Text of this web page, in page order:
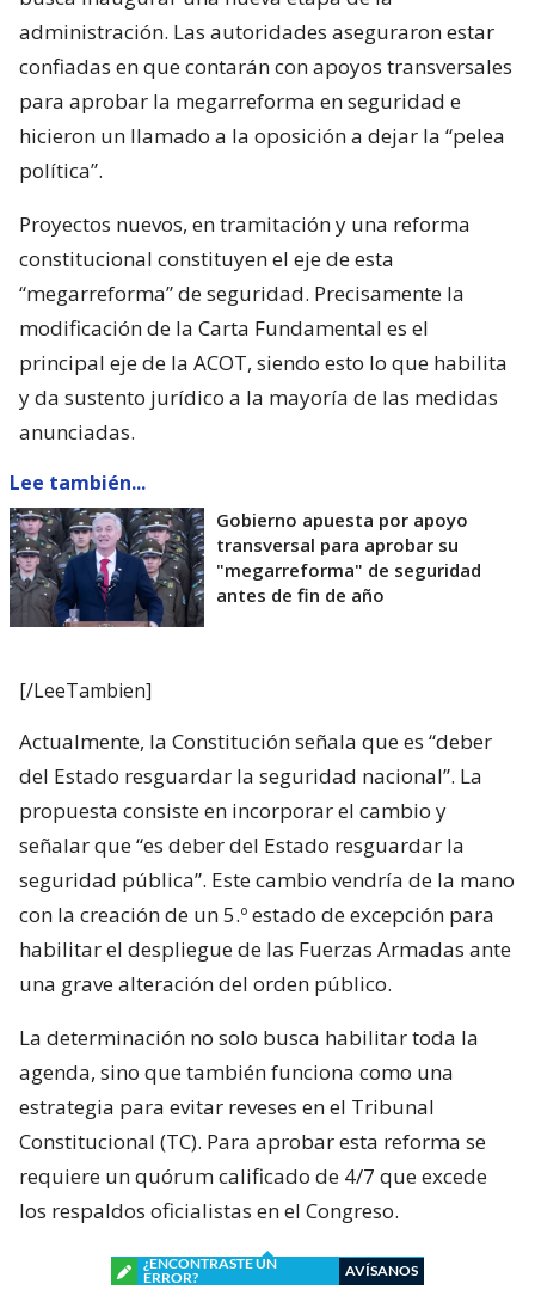
administración. Las autoridades aseguraron estar
confiadas en que contarán con apoyos transversales
para aprobar la megarreforma en seguridad e
hicieron un llamado a la oposición a dejar la “pelea
política”.
Proyectos nuevos, en tramitación y una reforma
constitucional constituyen el eje de esta
“megarreforma” de seguridad. Precisamente la
modificación de la Carta Fundamental es el
principal eje de la ACOT, siendo esto lo que habilita
y da sustento jurídico a la mayoría de las medidas
anunciadas.
Lee también...
Gobierno apuesta por apoyo
transversal para aprobar su
"megarreforma" de seguridad
antes de fin de año
[/LeeTambien]
Actualmente, la Constitución señala que es “deber
del Estado resguardar la seguridad nacional”. La
propuesta consiste en incorporar el cambio y
señalar que “es deber del Estado resguardar la
seguridad pública”. Este cambio vendría de la mano
con la creación de un 5.º estado de excepción para
habilitar el despliegue de las Fuerzas Armadas ante
una grave alteración del orden público.
La determinación no solo busca habilitar toda la
agenda, sino que también funciona como una
estrategia para evitar reveses en el Tribunal
Constitucional (TC). Para aprobar esta reforma se
requiere un quórum calificado de 4/7 que excede
los respaldos oficialistas en el Congreso.
¿ENCONTRASTE UN
ERROR?
AVÍSANOS